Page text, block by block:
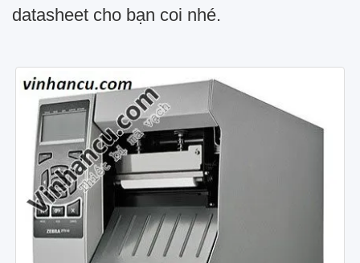
datasheet cho bạn coi nhé.